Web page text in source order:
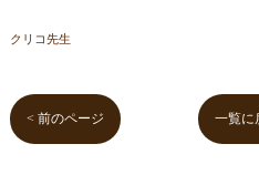
クリコ先生
< 前のページ 一覧に